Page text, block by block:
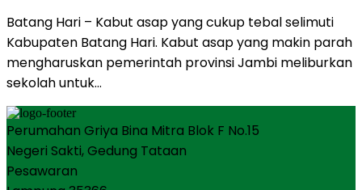
Batang Hari – Kabut asap yang cukup tebal selimuti
Kabupaten Batang Hari. Kabut asap yang makin parah
mengharuskan pemerintah provinsi Jambi meliburkan
sekolah untuk…
Perumahan Griya Bina Mitra Blok F No.15
Negeri Sakti, Gedung Tataan
Pesawaran